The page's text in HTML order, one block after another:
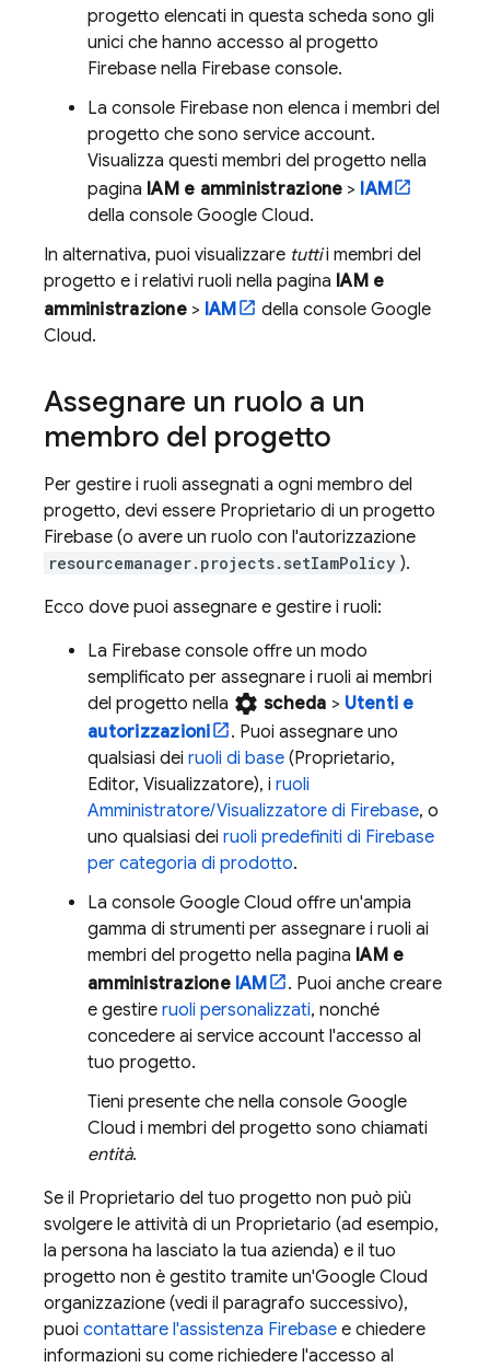
progetto elencati in questa scheda sono gli
unici che hanno accesso al progetto
Firebase nella Firebase console.
La console Firebase non elenca i membri del
progetto che sono service account.
Visualizza questi membri del progetto nella
pagina IAM e amministrazione > IAM
della console Google Cloud.
In alternativa, puoi visualizzare tuttii membri del
progetto e i relativi ruoli nella pagina IAM e
amministrazione> IAM della console Google
Cloud.
Assegnare un ruolo a un
membro del progetto
Per gestire i ruoli assegnati a ogni membro del
progetto, devi essere Proprietario di un progetto
Firebase (o avere un ruolo con l'autorizzazione
resourcemanager.projects.setIamPolicy ).
Ecco dove puoi assegnare e gestire i ruoli:
La Firebase console offre un modo
semplificato per assegnare i ruoli ai membri
del progetto nella settings scheda > Utenti e
autorizzazioni
. Puoi assegnare uno
qualsiasi dei ruoli di base (Proprietario,
Editor, Visualizzatore), i ruoli
Amministratore/Visualizzatore di Firebase, o
uno qualsiasi dei ruoli predefiniti di Firebase
per categoria di prodotto.
La console Google Cloud offre un'ampia
gamma di strumenti per assegnare i ruoli ai
membri del progetto nella pagina IAM e
amministrazione IAM
. Puoi anche creare
e gestire ruoli personalizzati, nonché
concedere ai service account l'accesso al
tuo progetto.
Tieni presente che nella console Google
Cloud i membri del progetto sono chiamati
entità.
Se il Proprietario del tuo progetto non può più
svolgere le attività di un Proprietario (ad esempio,
la persona ha lasciato la tua azienda) e il tuo
progetto non è gestito tramite un'Google Cloud
organizzazione (vedi il paragrafo successivo),
puoi contattare l'assistenza Firebase e chiedere
informazioni su come richiedere l'accesso al